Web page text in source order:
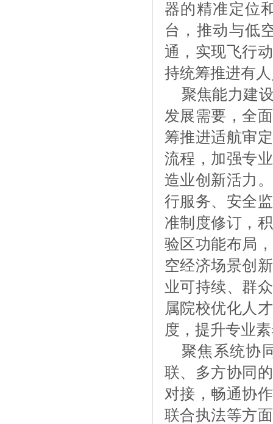
器的精准定位
台，推动与低
通，实现飞行
持统筹推进有
聚焦能力建
发展需要，全
筹推进适航审
流程，加强专
造业创新活力
行服务、安全
准制度修订，
验区功能布局
空经济场景创
业可持续、群
属院校优化人
度，提升专业
聚焦系统协
联、多方协同
对接，畅通协
联合执法等方